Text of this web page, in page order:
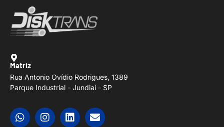
Matriz
Rua Antonio Ovídio Rodrigues, 1389
Parque Industrial - Jundiaí - SP